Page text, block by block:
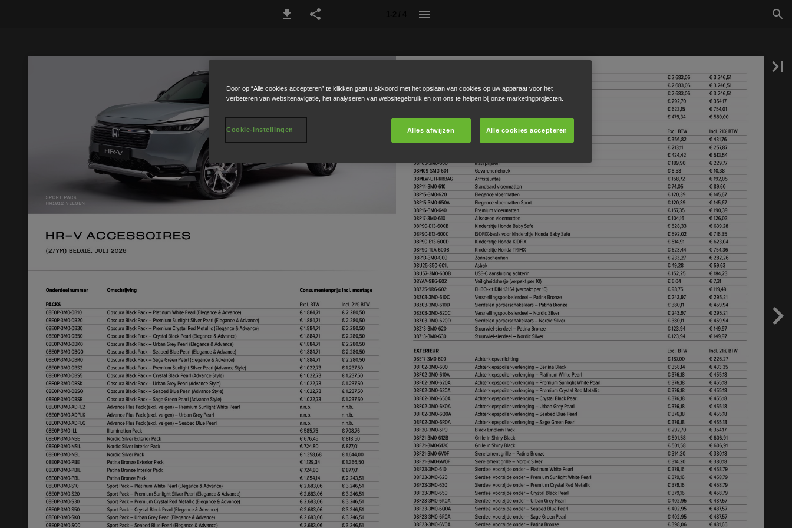
Door op “Alle cookies accepteren” te klikken gaat u akkoord met het opslaan van cookies op uw apparaat voor het
verbeteren van websitenavigatie, het analyseren van websitegebruik en om ons te helpen bij onze marketingprojecten.
Alles afwijzen Alle cookies accepteren
Cookie-instellingen